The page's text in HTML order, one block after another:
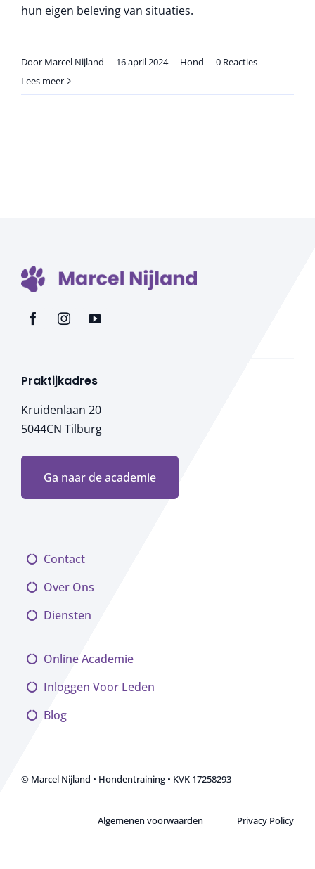
hun eigen beleving van situaties.
Door Marcel Nijland | 16 april 2024 | Hond | 0 Reacties
Lees meer
Praktijkadres
Kruidenlaan 20
5044CN Tilburg
Ga naar de academie
Contact
Over Ons
Diensten
Online Academie
Inloggen Voor Leden
Blog
© Marcel Nijland • Hondentraining • KVK 17258293
Algemenen voorwaarden Privacy Policy